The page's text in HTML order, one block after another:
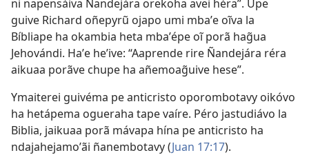
ni napensáiva Ñandejára orekoha avei héra”. Upe
guive Richard oñepyrũ ojapo umi mbaʼe oĩva la
Bíbliape ha okambia heta mbaʼépe oĩ porã hag̃ua
Jehovándi. Haʼe heʼive: “Aaprende rire Ñandejára réra
aikuaa porãve chupe ha añemoag̃uive hese”.
Ymaiterei guivéma pe anticristo oporombotavy oikóvo
ha hetápema ogueraha tape vaíre. Péro jastudiávo la
Biblia, jaikuaa porã mávapa hína pe anticristo ha
ndajahejamoʼãi ñanembotavy (Juan 17:17).